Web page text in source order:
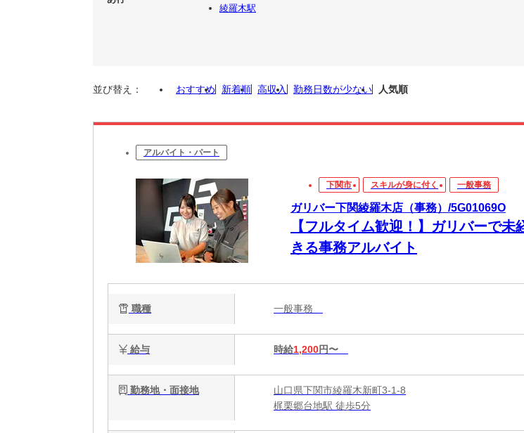
綾羅木駅
並び替え： おすすめ 新着順 高収入 勤務日数が少ない 人気順
アルバイト・パート
下関市 スキルが身に付く 一般事務
ガリバー下関綾羅木店（事務）/5G01069O
【フルタイム歓迎！】ガリバーで未
きる事務アルバイト
職種 一般事務
給与 時給1,200円〜
勤務地・面接地
山口県下関市綾羅木新町3-1-8
梶栗郷台地駅 徒歩5分